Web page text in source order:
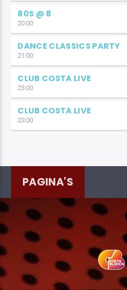
80S @ 8
20:00
DANCE CLASSICS PARTY
21:00
CLUB COSTA LIVE
23:00
CLUB COSTA LIVE
23:00
PAGINA'S